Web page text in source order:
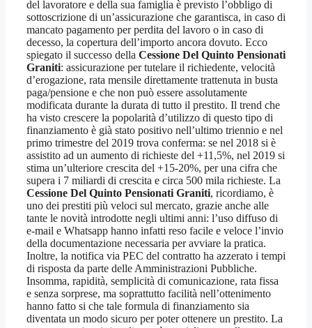
del lavoratore e della sua famiglia è previsto l’obbligo di
sottoscrizione di un’assicurazione che garantisca, in caso di
mancato pagamento per perdita del lavoro o in caso di
decesso, la copertura dell’importo ancora dovuto. Ecco
spiegato il successo della Cessione Del Quinto Pensionati
Graniti: assicurazione per tutelare il richiedente, velocità
d’erogazione, rata mensile direttamente trattenuta in busta
paga/pensione e che non può essere assolutamente
modificata durante la durata di tutto il prestito. Il trend che
ha visto crescere la popolarità d’utilizzo di questo tipo di
finanziamento è già stato positivo nell’ultimo triennio e nel
primo trimestre del 2019 trova conferma: se nel 2018 si è
assistito ad un aumento di richieste del +11,5%, nel 2019 si
stima un’ulteriore crescita del +15-20%, per una cifra che
supera i 7 miliardi di crescita e circa 500 mila richieste. La
Cessione Del Quinto Pensionati Graniti, ricordiamo, è
uno dei prestiti più veloci sul mercato, grazie anche alle
tante le novità introdotte negli ultimi anni: l’uso diffuso di
e-mail e Whatsapp hanno infatti reso facile e veloce l’invio
della documentazione necessaria per avviare la pratica.
Inoltre, la notifica via PEC del contratto ha azzerato i tempi
di risposta da parte delle Amministrazioni Pubbliche.
Insomma, rapidità, semplicità di comunicazione, rata fissa
e senza sorprese, ma soprattutto facilità nell’ottenimento
hanno fatto si che tale formula di finanziamento sia
diventata un modo sicuro per poter ottenere un prestito. La